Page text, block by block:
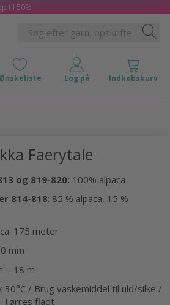
til 50%
Faerytale
og 819-820: 100% alpaca
814-818: 85 % alpaca, 15 %
175 meter
mm
= 18 m
30°C / Brug vaskemiddel til uld/silke /
Tørres fladt